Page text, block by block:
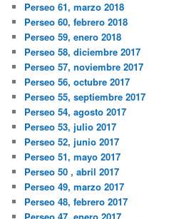
Perseo 61, marzo 2018
Perseo 60, febrero 2018
Perseo 59, enero 2018
Perseo 58, diciembre 2017
Perseo 57, noviembre 2017
Perseo 56, octubre 2017
Perseo 55, septiembre 2017
Perseo 54, agosto 2017
Perseo 53, julio 2017
Perseo 52, junio 2017
Perseo 51, mayo 2017
Perseo 50 , abril 2017
Perseo 49, marzo 2017
Perseo 48, febrero 2017